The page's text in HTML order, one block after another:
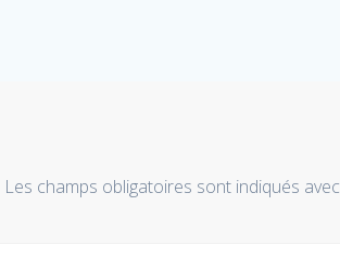
Les champs obligatoires sont indiqués avec